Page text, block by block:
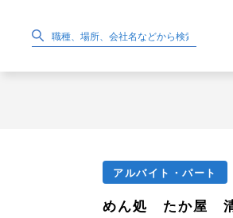
アルバイト・パート
めん処 たか屋